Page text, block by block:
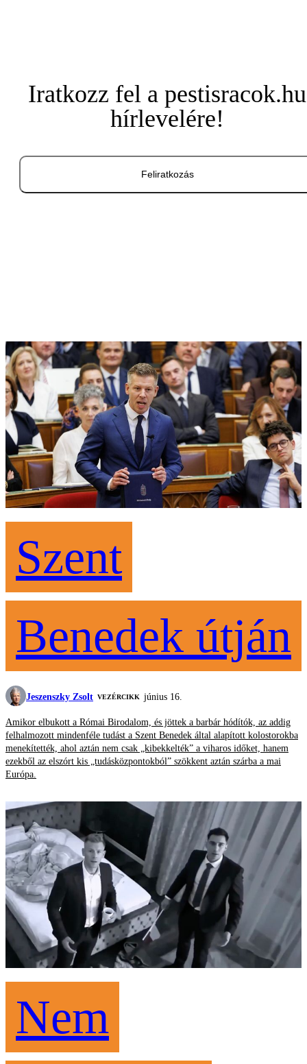
Iratkozz fel a pestisracok.hu
hírlevelére!
Feliratkozás
Szent
Benedek útján
Jeszenszky Zsolt VEZÉRCIKK június 16.
Amikor elbukott a Római Birodalom, és jöttek a barbár hódítók, az addig
felhalmozott mindenféle tudást a Szent Benedek által alapított kolostorokba
menekítették, ahol aztán nem csak „kibekkelték” a viharos időket, hanem
ezekből az elszórt kis „tudásközpontokból” szökkent aztán szárba a mai
Európa.
Nem